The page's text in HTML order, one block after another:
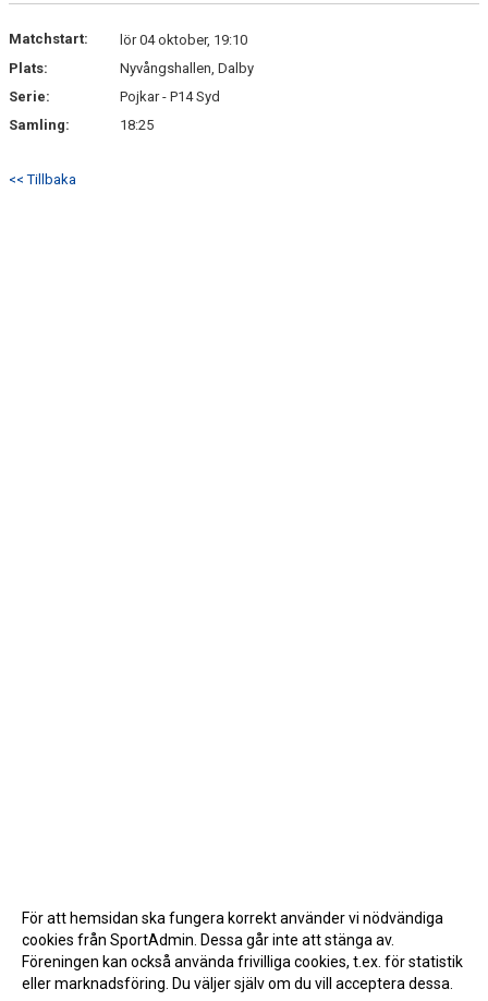
Matchstart:
lör 04 oktober, 19:10
Plats:
Nyvångshallen, Dalby
Serie:
Pojkar - P14 Syd
Samling:
18:25
<< Tillbaka
För att hemsidan ska fungera korrekt använder vi nödvändiga
cookies från SportAdmin. Dessa går inte att stänga av.
Föreningen kan också använda frivilliga cookies, t.ex. för statistik
eller marknadsföring. Du väljer själv om du vill acceptera dessa.